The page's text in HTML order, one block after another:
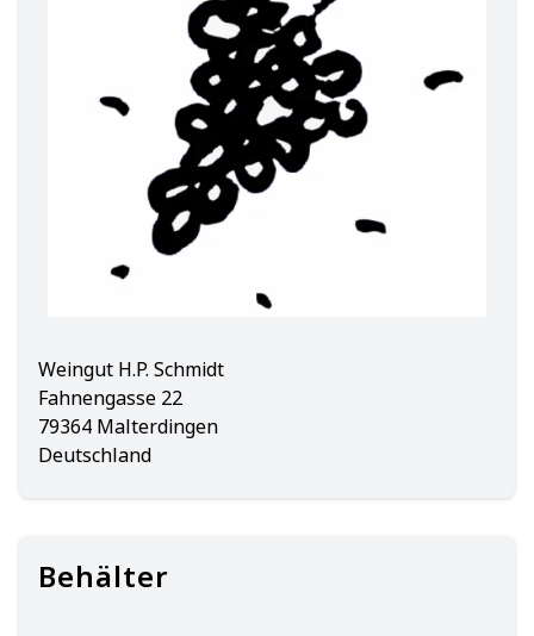
Weingut H.P. Schmidt
Fahnengasse 22
79364 Malterdingen
Deutschland
Behälter